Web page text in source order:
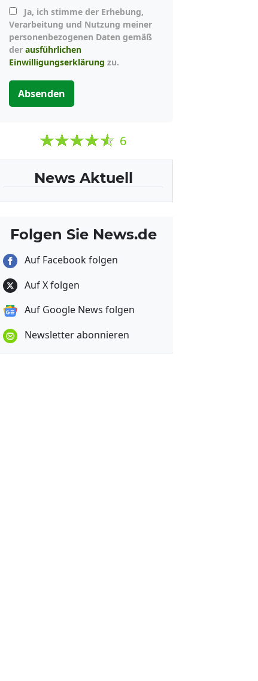
Verarbeitung und Nutzung meiner
personenbezogenen Daten gemäß
der ausführlichen
Einwilligungserklärung zu.
Absenden
6
News Aktuell
Folgen Sie News.de
Auf Facebook folgen
Auf X folgen
Auf Google News folgen
Newsletter abonnieren